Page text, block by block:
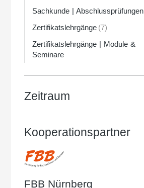
Sachkunde | Abschlussprüfungen
Zertifikatslehrgänge (7)
Zertifikatslehrgänge | Module &
Seminare
Zeitraum
Kooperationspartner
FBB Nürnberg